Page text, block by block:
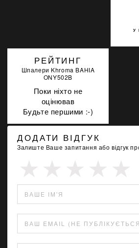
У
РЕЙТИНГ
Шпалери Khroma BAHIA
ONY502B
Поки ніхто не
оцінював
Будьте першими :-)
ДОДАТИ ВІДГУК
Залиште Ваше запитання або відгук
ВАШЕ ІМ'Я
ВАШ EMAIL (НЕ